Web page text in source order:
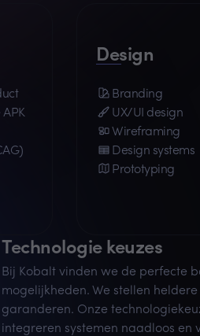
Design
Branding
UX/UI design
Wireframing
Design systems
Prototyping
Technologie keuzes
Bij Kobalt vinden we de perfecte
mogelijkheden. We stellen
garanderen. Onze
integreren systemen naadloos